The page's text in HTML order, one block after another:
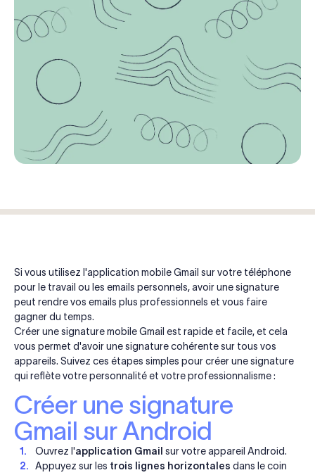
Si vous utilisez l'application mobile Gmail sur votre téléphone
pour le travail ou les emails personnels, avoir une signature
peut rendre vos emails plus professionnels et vous faire
gagner du temps.
Créer une signature mobile Gmail est rapide et facile, et cela
vous permet d'avoir une signature cohérente sur tous vos
appareils. Suivez ces étapes simples pour créer une signature
qui reflète votre personnalité et votre professionnalisme :
Créer une signature
Gmail sur Android
Ouvrez l'application Gmail sur votre appareil Android.
Appuyez sur les trois lignes horizontales dans le coin